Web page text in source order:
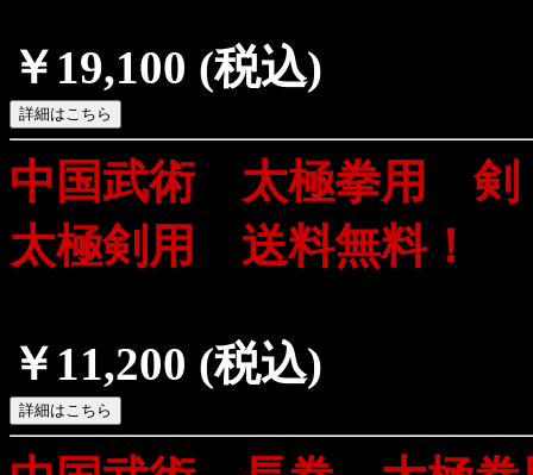
￥19,100 (税込)
中国武術 太極拳用
太極剣用 送料無料！
￥11,200 (税込)